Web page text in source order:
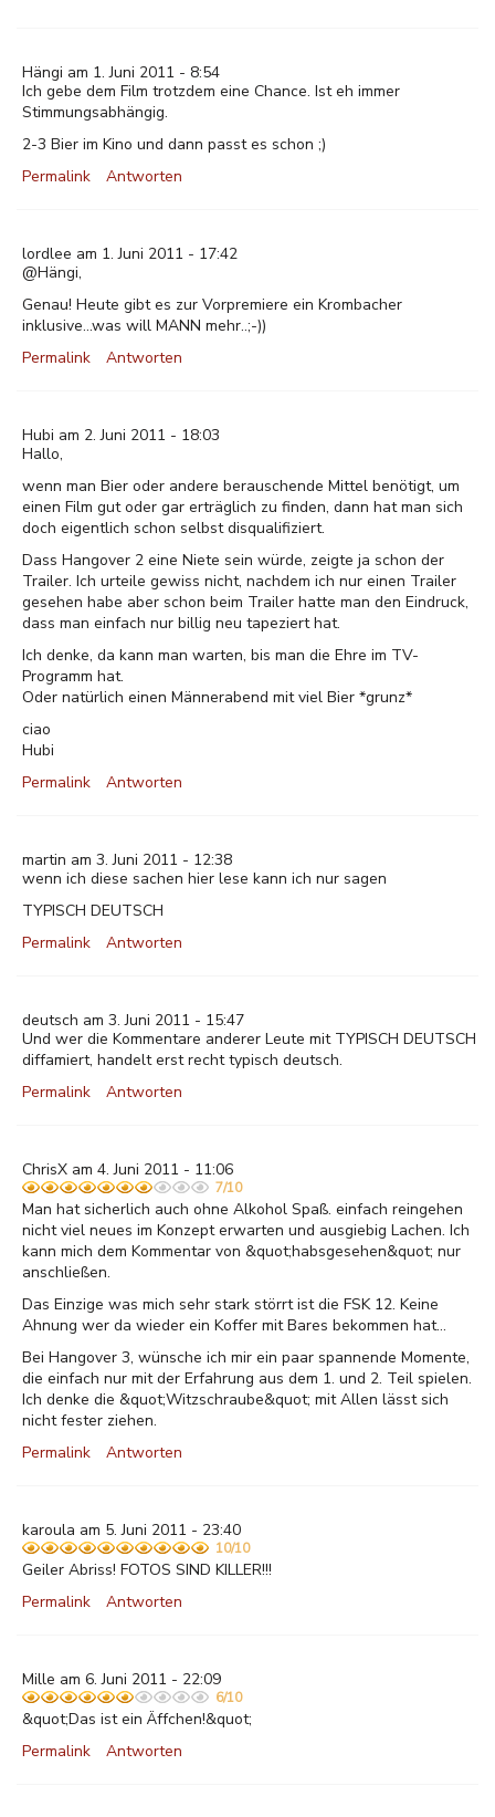
Hängi am 1. Juni 2011 - 8:54
Ich gebe dem Film trotzdem eine Chance. Ist eh immer
Stimmungsabhängig.
2-3 Bier im Kino und dann passt es schon ;)
Permalink
Antworten
lordlee am 1. Juni 2011 - 17:42
@Hängi,
Genau! Heute gibt es zur Vorpremiere ein Krombacher
inklusive...was will MANN mehr..;-))
Permalink
Antworten
Hubi am 2. Juni 2011 - 18:03
Hallo,
wenn man Bier oder andere berauschende Mittel benötigt, um
einen Film gut oder gar erträglich zu finden, dann hat man sich
doch eigentlich schon selbst disqualifiziert.
Dass Hangover 2 eine Niete sein würde, zeigte ja schon der
Trailer. Ich urteile gewiss nicht, nachdem ich nur einen Trailer
gesehen habe aber schon beim Trailer hatte man den Eindruck,
dass man einfach nur billig neu tapeziert hat.
Ich denke, da kann man warten, bis man die Ehre im TV-
Programm hat.
Oder natürlich einen Männerabend mit viel Bier *grunz*
ciao
Hubi
Permalink
Antworten
martin am 3. Juni 2011 - 12:38
wenn ich diese sachen hier lese kann ich nur sagen
TYPISCH DEUTSCH
Permalink
Antworten
deutsch am 3. Juni 2011 - 15:47
Und wer die Kommentare anderer Leute mit TYPISCH DEUTSCH
diffamiert, handelt erst recht typisch deutsch.
Permalink
Antworten
ChrisX am 4. Juni 2011 - 11:06
7/10
Man hat sicherlich auch ohne Alkohol Spaß. einfach reingehen
nicht viel neues im Konzept erwarten und ausgiebig Lachen. Ich
kann mich dem Kommentar von &quot;habsgesehen&quot; nur
anschließen.
Das Einzige was mich sehr stark störrt ist die FSK 12. Keine
Ahnung wer da wieder ein Koffer mit Bares bekommen hat...
Bei Hangover 3, wünsche ich mir ein paar spannende Momente,
die einfach nur mit der Erfahrung aus dem 1. und 2. Teil spielen.
Ich denke die &quot;Witzschraube&quot; mit Allen lässt sich
nicht fester ziehen.
Permalink
Antworten
karoula am 5. Juni 2011 - 23:40
10/10
Geiler Abriss! FOTOS SIND KILLER!!!
Permalink
Antworten
Mille am 6. Juni 2011 - 22:09
6/10
&quot;Das ist ein Äffchen!&quot;
Permalink
Antworten